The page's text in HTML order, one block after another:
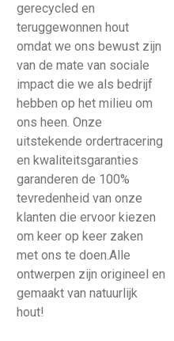
gerecycled en
teruggewonnen hout
omdat we ons bewust zijn
van de mate van sociale
impact die we als bedrijf
hebben op het milieu om
ons heen. Onze
uitstekende ordertracering
en kwaliteitsgaranties
garanderen de 100%
tevredenheid van onze
klanten die ervoor kiezen
om keer op keer zaken
met ons te doen.Alle
ontwerpen zijn origineel en
gemaakt van natuurlijk
hout!